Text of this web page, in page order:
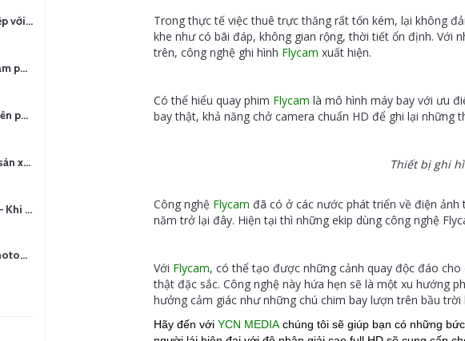
Trong thực tế việc thuê trực thăng rất tốn kém, lại không
khe như có bãi đáp, không gian rộng, thời tiết ổn định. Với
trên, công nghệ ghi hình Flycam xuất hiện.
Có thể hiểu quay phim Flycam là mô hình máy bay với ưu
bay thật, khả năng chở camera chuẩn HD để ghi lại
Thiết bị ghi
Công nghệ Flycam đã có ở các nước phát triển về điện
năm trở lại đây. Hiện tại thì những ekip dùng công nghệ
Với Flycam, có thể tạo được những cảnh quay độc đáo
thật đặc sắc. Công nghệ này hứa hẹn sẽ là một xu hướng
hưởng cảm giác như những chú chim bay lượn trên bầu
Hãy đến với YCN MEDIA chúng tôi sẽ giúp bạn có những
Làm MV chuyên nghiệp với chi phí tối ưu: nên chọn quay thực tế hay video AI?
YCN MEDIA – Trung tâm phụ kiện quay chụp tại Hà Nội
YCN MEDIA – Đơn vị tiên phong sản xuất hình ảnh & âm thanh bằng AI tại Hà Nội
YCN MEDIA – Đối tác sản xuất hình ảnh chuyên nghiệp cho doanh nghiệp tại Hà Nội
Year End Party 2025 – Khi Khoảnh Khắc Trở Thành Dấu Ấn | Gói Ưu Đãi Tháng 12 Từ YCN Media
Xu hướng chụp ảnh photobooth tại các sự kiện hiện nay